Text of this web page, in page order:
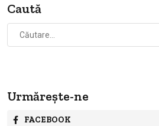
Caută
Caută
după:
Urmărește-ne
FACEBOOK